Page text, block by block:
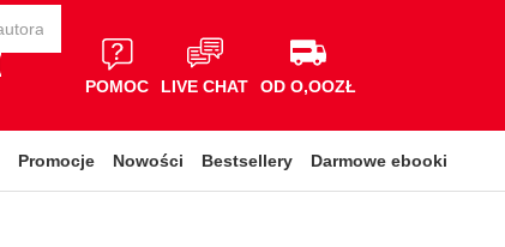
POMOC LIVE CHAT OD O,OOZŁ
Promocje Nowości Bestsellery Darmowe ebooki